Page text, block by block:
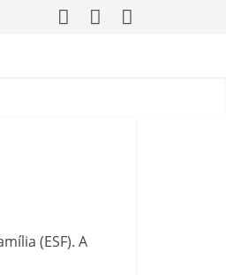
(ESF). A